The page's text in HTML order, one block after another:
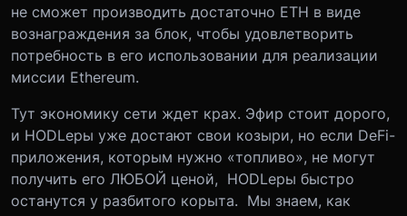
не сможет производить достаточно ETH в виде
вознаграждения за блок, чтобы удовлетворить
потребность в его использовании для реализации
миссии Ethereum.
Тут экономику сети ждет крах. Эфир стоит дорого,
и HODLеры уже достают свои козыри, но если DeFi-
приложения, которым нужно «топливо», не могут
получить его ЛЮБОЙ ценой, HODLеры быстро
останутся у разбитого корыта. Мы знаем, как